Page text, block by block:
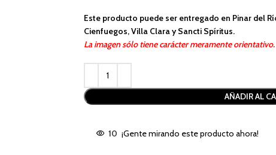
Este producto puede ser entregado en Pinar del
Cienfuegos, Villa Clara y Sancti Spíritus.
La imagen sólo tiene carácter meramente orientativo.
AÑADIR AL
10 ¡Gente mirando este producto ahora!